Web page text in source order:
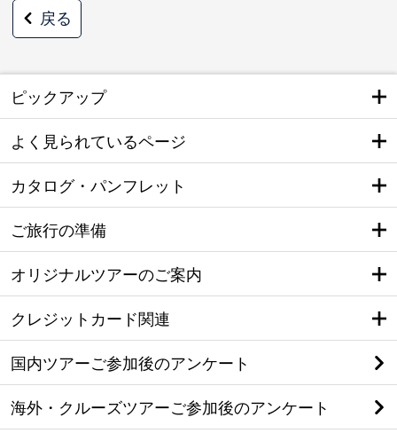
戻る
ピックアップ
よく見られているページ
カタログ・パンフレット
ご旅行の準備
オリジナルツアーのご案内
クレジットカード関連
国内ツアーご参加後のアンケート
海外・クルーズツアーご参加後のアンケート